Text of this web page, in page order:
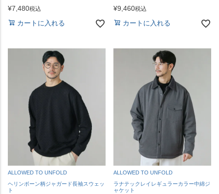
¥7,480税込
カートに入れる
¥9,460税込
カートに入れる
ALLOWED TO UNFOLD
ヘリンボーン柄ジャガード長袖スウェッ
ト
ALLOWED TO UNFOLD
ラナテックレイレギュラーカラー中綿ジ
ャケット